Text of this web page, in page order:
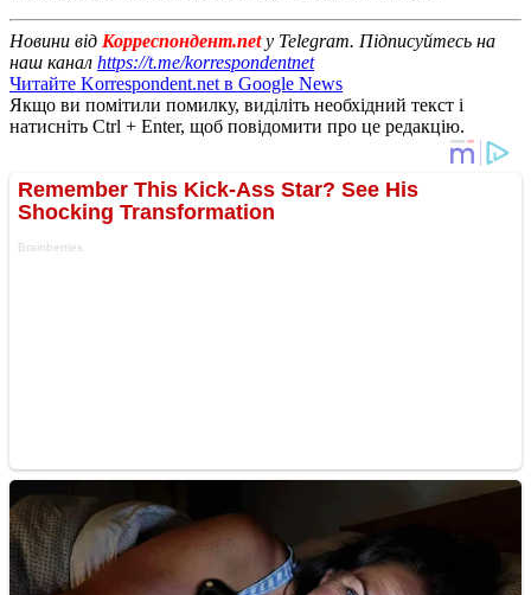
Новини від Корреспондент.netу Telegram. Підписуйтесь на
наш канал https://t.me/korrespondentnet
Читайте Korrespondent.net в Google News
Якщо ви помітили помилку, виділіть необхідний текст і
натисніть Ctrl + Enter, щоб повідомити про це редакцію.